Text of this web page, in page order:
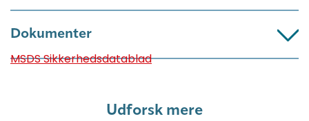
Dokumenter
MSDS Sikkerhedsdatablad
Udforsk mere